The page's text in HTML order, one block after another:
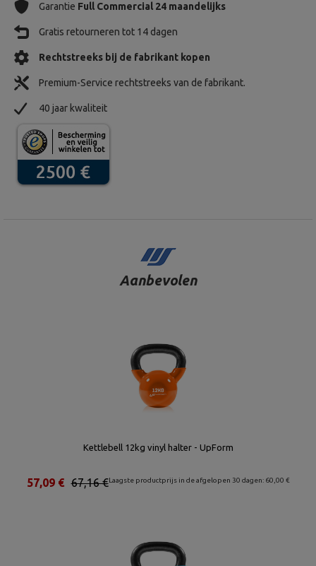
Garantie Full Commercial 24 maandelijks
Gratis retourneren tot 14 dagen
Rechtstreeks bij de fabrikant kopen
Premium-Service rechtstreeks van de fabrikant.
40 jaar kwaliteit
Aanbevolen
Kettlebell 12kg vinyl halter - UpForm
Laagste productprijs in de afgelopen 30 dagen: 60,00 €
67,16 €
57,09 €